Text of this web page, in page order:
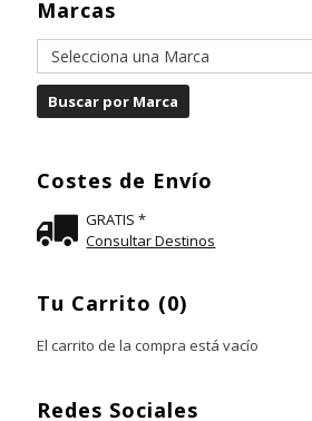
Marcas
Costes de Envío
GRATIS *
Consultar Destinos
Tu Carrito (0)
El carrito de la compra está vacío
Redes Sociales